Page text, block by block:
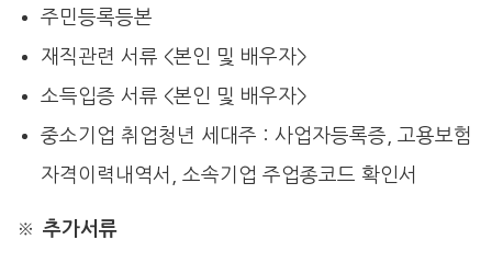
주민등록등본
재직관련 서류 <본인 및 배우자>
소득입증 서류 <본인 및 배우자>
중소기업 취업청년 세대주 : 사업자등록증, 고용보험
자격이력내역서, 소속기업 주업종코드 확인서
※ 추가서류